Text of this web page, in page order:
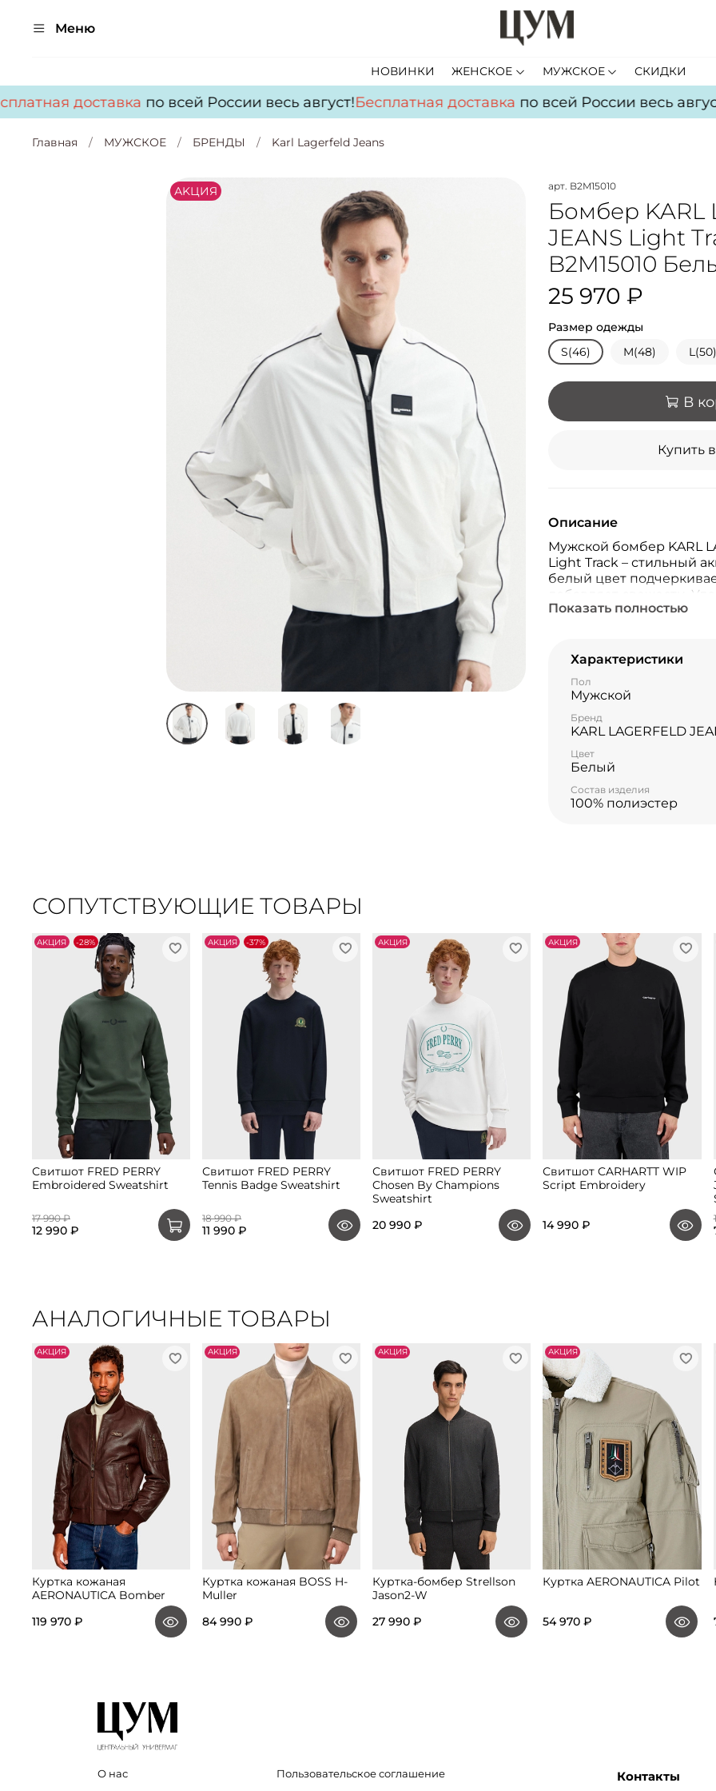
Меню
НОВИНКИ ЖЕНСКОЕ МУЖСКОЕ СКИДКИ
доставкапо всей России весь август!Бесплатная доставкапо всей России весь август!
Главная МУЖСКОЕ БРЕНДЫ Karl Lagerfeld Jeans
АKЦИЯ арт. B2M15010
Бомбер KARL
JEANS Light
B2M15010
25 970 ₽
Размер одежды
S(46)
M(48) L(50)
В
Купить
Описание
Мужской бомбер KARL
Light Track – стильный
белый цвет
добавляет свежести.
материалу из 100%
Показать полностью
Характеристики
Пол
Мужской
Бренд
KARL LAGERFELD
Цвет
Белый
Состав изделия
100% полиэстер
СОПУТСТВУЮЩИЕ ТОВАРЫ
АKЦИЯ -28%
Свитшот FRED PERRY
Embroidered Sweatshirt
17 990 ₽
12 990 ₽
АKЦИЯ -37%
Свитшот FRED PERRY
Tennis Badge Sweatshirt
18 990 ₽
11 990 ₽
АKЦИЯ
Свитшот FRED PERRY
Chosen By Champions
Sweatshirt
20 990 ₽
АKЦИЯ
Свитшот CARHARTT WIP
Script Embroidery
14 990 ₽
АНАЛОГИЧНЫЕ ТОВАРЫ
АKЦИЯ
Куртка кожаная
AERONAUTICA Bomber
119 970 ₽
АKЦИЯ
Куртка кожаная BOSS H-
Muller
84 990 ₽
АKЦИЯ
Куртка-бомбер Strellson
Jason2-W
27 990 ₽
АKЦИЯ
Куртка AERONAUTICA Pilot
54 970 ₽
О нас
Пользовательское соглашение
Контакты